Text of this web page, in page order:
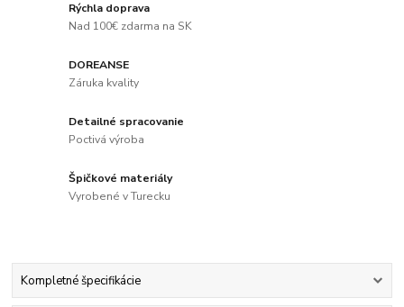
Rýchla doprava
Nad 100€ zdarma na SK
DOREANSE
Záruka kvality
Detailné spracovanie
Poctivá výroba
Špičkové materiály
Vyrobené v Turecku
Kompletné špecifikácie